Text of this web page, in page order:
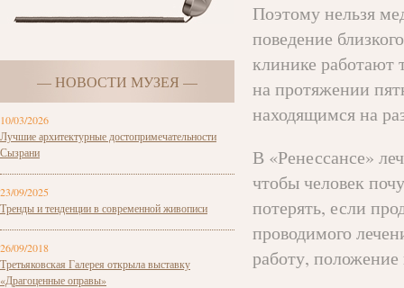
— НОВОСТИ МУЗЕЯ —
10/03/2026
Лучшие архитектурные достопримечательности
Сызрани
23/09/2025
Тренды и тенденции в современной живописи
26/09/2018
Третьяковская Галерея открыла выставку
«Драгоценные оправы»
Поэтому нельзя
поведение
клинике работают
на протяжении
находящимся на
В «Ренессансе»
чтобы человек
потерять, если
проводимого
работу,